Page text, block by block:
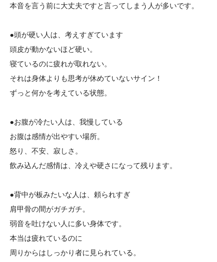
本音を言う前に大丈夫ですと言ってしまう人が多いです。
●頭が硬い人は、考えすぎています
頭皮が動かないほど硬い。
寝ているのに疲れが取れない。
それは身体よりも思考が休めていないサイン！
ずっと何かを考えている状態。
●お腹が冷たい人は、我慢している
お腹は感情が出やすい場所。
怒り、不安、寂しさ。
飲み込んだ感情は、冷えや硬さになって残ります。
●背中が板みたいな人は、頼られすぎ
肩甲骨の間がガチガチ。
弱音を吐けない人に多い身体です。
本当は疲れているのに
周りからはしっかり者に見られている。